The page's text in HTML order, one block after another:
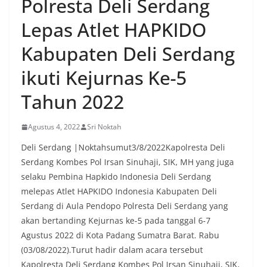
menyambut momentum HUT Kemerdekaan RI
dengan berbagai persiapan di lingkungan
masing-masing.‎Dalam dialog yang berlangsung
menanyakan kondisi keamanan dan kenyamanan
lingkungan tempat tinggal, serta membuka ruang
komunikasi dua arah agar warga dapat
menyampaikan keluhan maupun informasi terkait
situasi kamtibmas di sekitar mereka.‎‎‎Salah satu
sambang ini adalah imbauan kepada warga untuk
bukan setengah tiang, sebagai bentuk
penghormatan dan rasa cinta tanah air
menjelang perayaan HUT Kemerdekaan RI.
Petugas mengingatkan bahwa pemasangan
bendera dengan benar merupakan salah satu
wujud nyata partisipasi masyarakat dalam
memperingati hari bersejarah bangsa
Indonesia.‎‎”Kami mengimbau kepada seluruh
warga agar mulai mempersiapkan dan memasang
bendera Merah Putih di depan rumah masing-
Polresta Deli Serdang
Lepas Atlet HAPKIDO
Kabupaten Deli Serdang
ikuti Kejurnas Ke-5
Tahun 2022
Agustus 4, 2022 Sri Noktah
Deli Serdang |Noktahsumut3/8/2022Kapolresta Deli
Serdang Kombes Pol Irsan Sinuhaji, SIK, MH yang juga
selaku Pembina Hapkido Indonesia Deli Serdang
melepas Atlet HAPKIDO Indonesia Kabupaten Deli
Serdang di Aula Pendopo Polresta Deli Serdang yang
akan bertanding Kejurnas ke-5 pada tanggal 6-7
Agustus 2022 di Kota Padang Sumatra Barat. Rabu
(03/08/2022).Turut hadir dalam acara tersebut
Kapolresta Deli Serdang Kombes Pol Irsan Sinuhaji, SIK,